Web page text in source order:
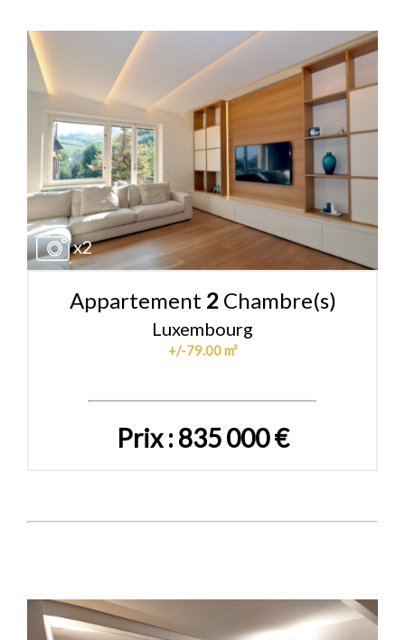
x2
Appartement 2Chambre(s)
Luxembourg
+/-79.00 m²
Prix : 835 000 €